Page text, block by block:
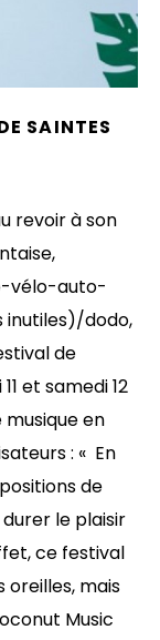
SAINTES
revoir à son
vélo-auto-
inutiles)/dodo,
de
et samedi 12
en
: « En
de
le plaisir
ce festival
mais
Music